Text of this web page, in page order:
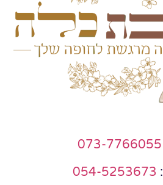
073-7766055
:
054-5253673